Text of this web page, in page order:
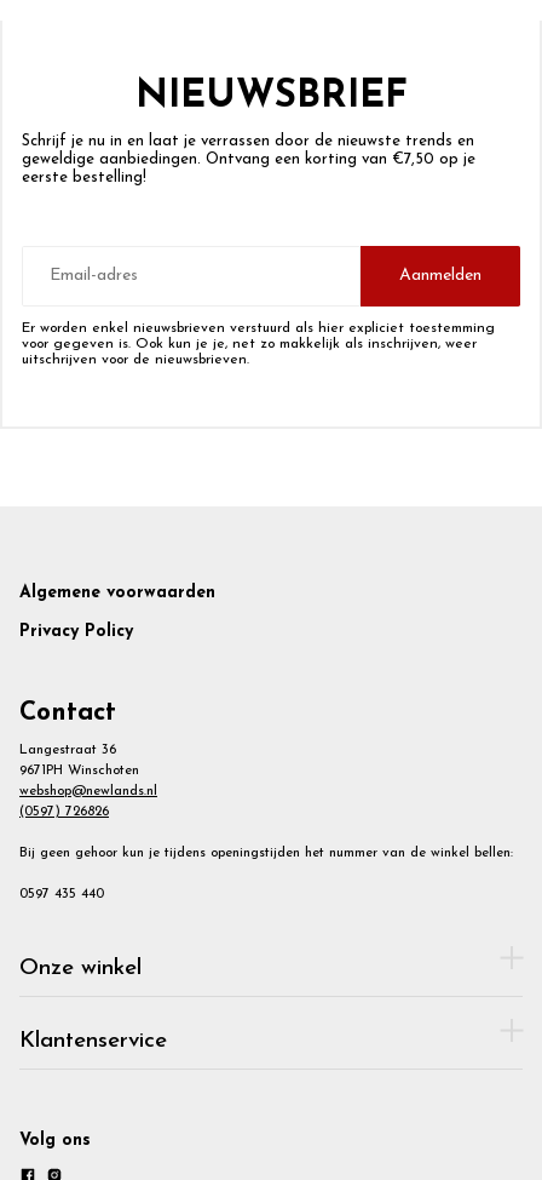
NIEUWSBRIEF
Schrijf je nu in en laat je verrassen door de nieuwste trends en
geweldige aanbiedingen. Ontvang een korting van €7,50 op je
eerste bestelling!
mailadres
Aanmelden
Er worden enkel nieuwsbrieven verstuurd als hier expliciet toestemming
voor gegeven is. Ook kun je je, net zo makkelijk als inschrijven, weer
uitschrijven voor de nieuwsbrieven.
Footer
Algemene voorwaarden
Privacy Policy
Contact
Langestraat 36
9671PH Winschoten
webshop@newlands.nl
(0597) 726826
Bij geen gehoor kun je tijdens openingstijden het nummer van de winkel bellen:
0597 435 440
Onze winkel
Klantenservice
Volg ons